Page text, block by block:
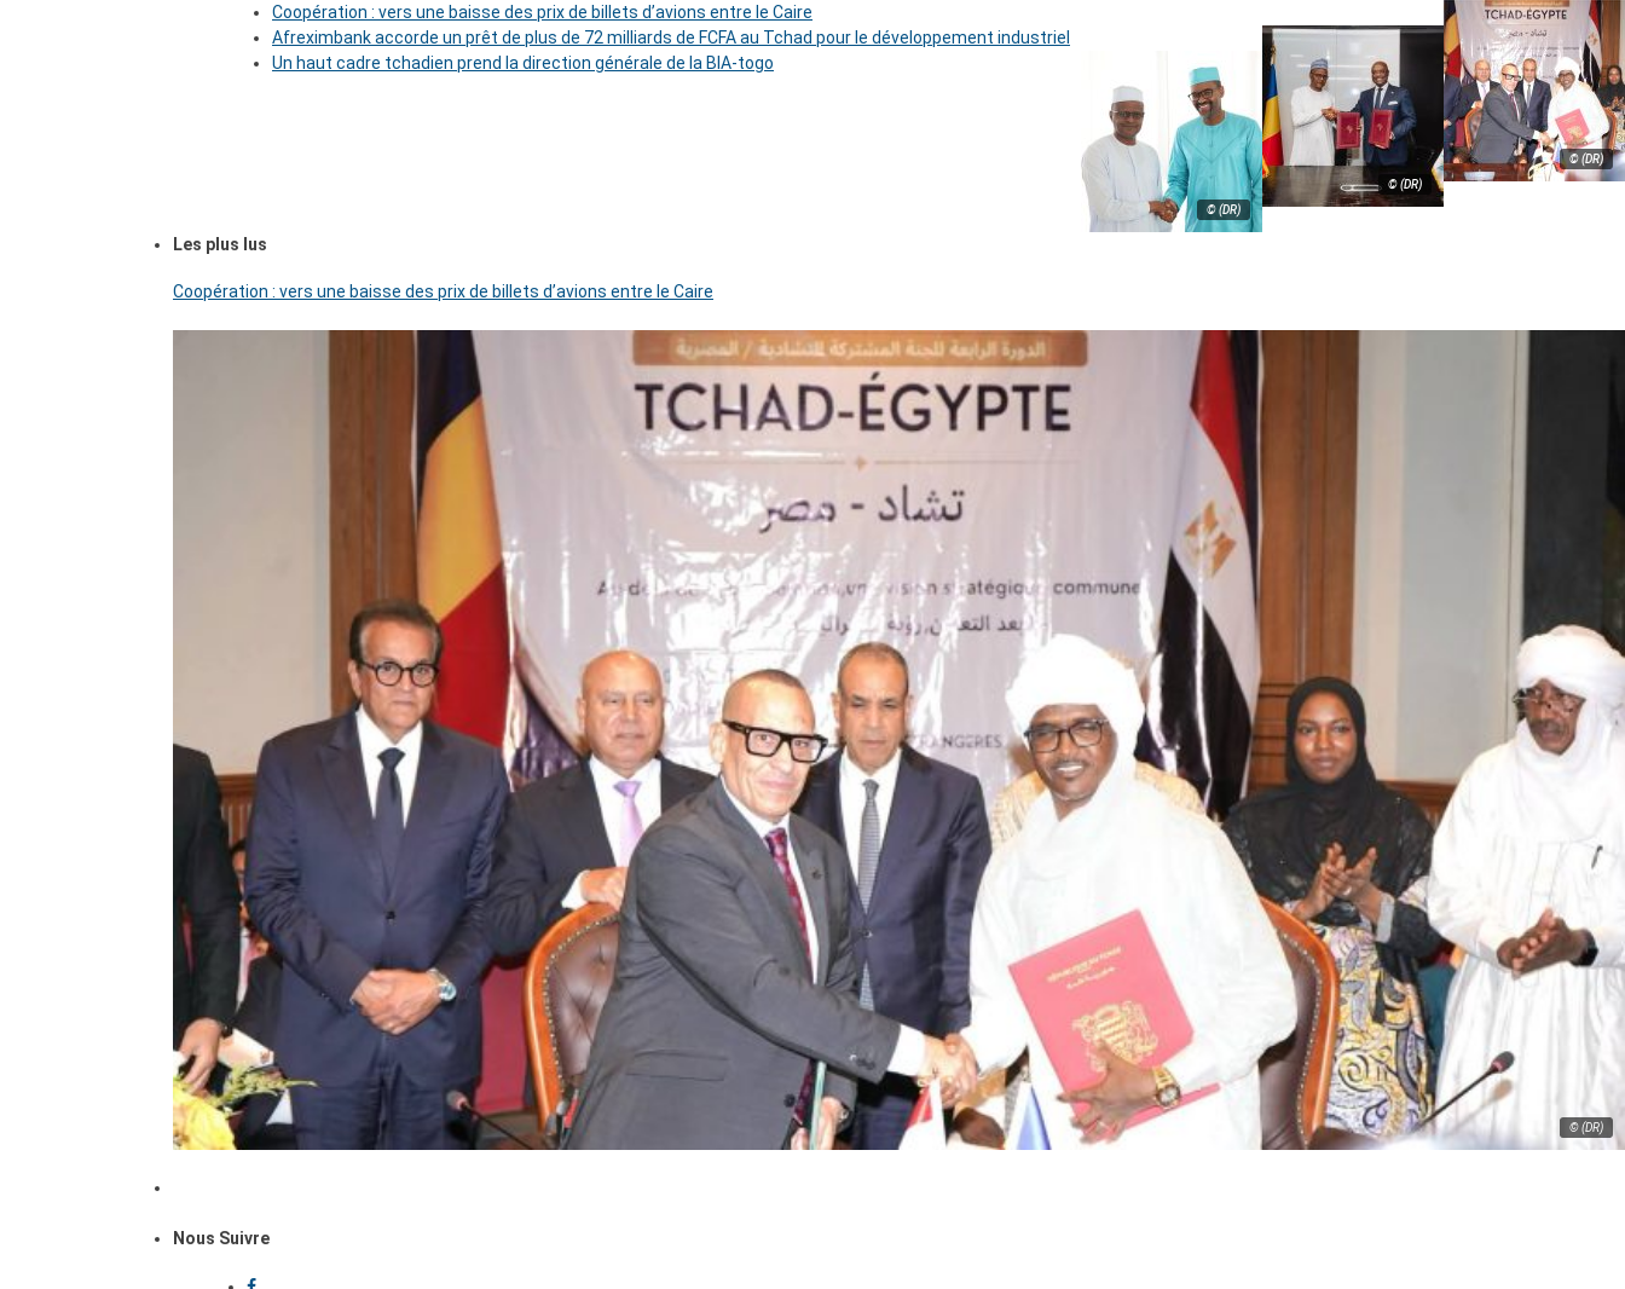
© (DR)
Coopération : vers une baisse des prix de billets d’avions entre le Caire
© (DR)
Afreximbank accorde un prêt de plus de 72 milliards de FCFA au Tchad pour le développement industriel
© (DR)
Un haut cadre tchadien prend la direction générale de la BIA-togo
Les plus lus
Coopération : vers une baisse des prix de billets d’avions entre le Caire
© (DR)
Nous Suivre